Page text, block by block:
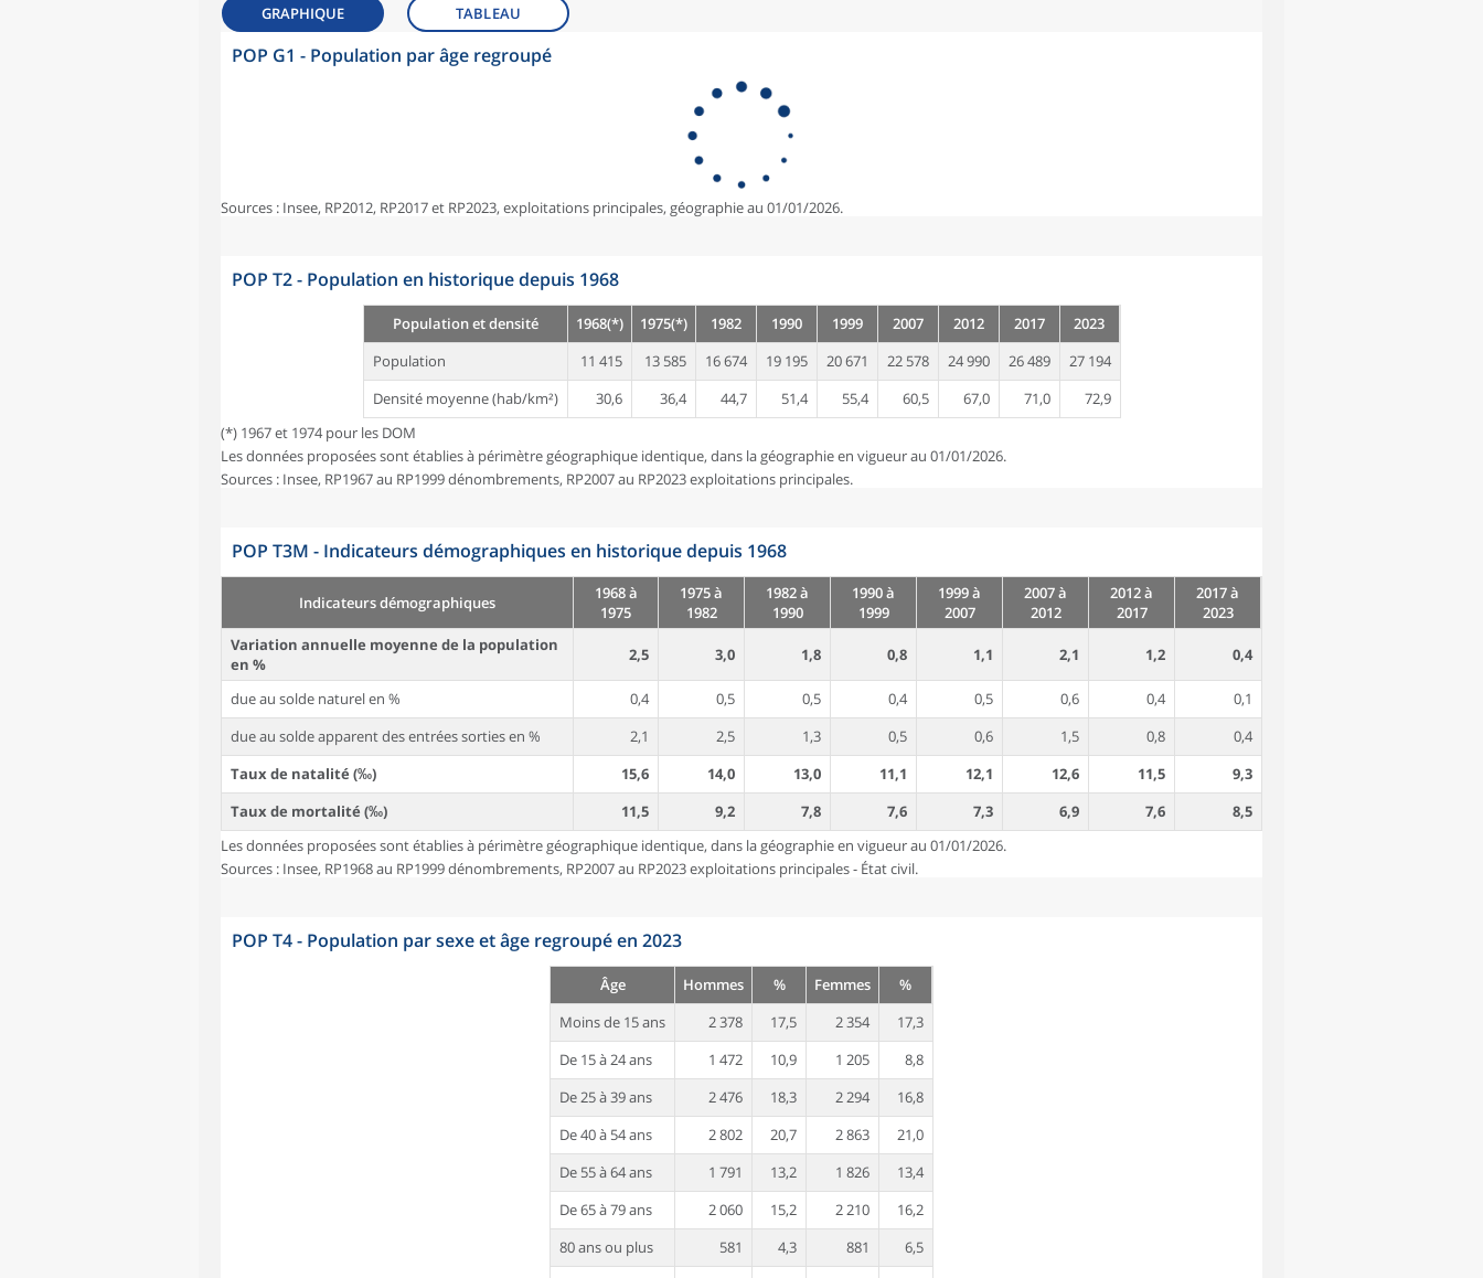
GRAPHIQUE TABLEAU
POP G1 - Population par âge regroupé
Sources : Insee, RP2012, RP2017 et RP2023, exploitations principales, géographie au 01/01/2026.
POP T2 - Population en historique depuis 1968
Population et densité 1968(*) 1975(*) 1982 1990 1999 2007 2012 2017
2023
Population
11 415 13 585 16 674 19 195 20 671 22 578 24 990 26 489
27 194
Densité moyenne (hab/km²)
30,6 36,4 44,7 51,4 55,4 60,5 67,0 71,0
72,9
(*) 1967 et 1974 pour les DOM
Les données proposées sont établies à périmètre géographique identique, dans la géographie en vigueur au 01/01/2026.
Sources : Insee, RP1967 au RP1999 dénombrements, RP2007 au RP2023 exploitations principales.
POP T3M - Indicateurs démographiques en historique depuis 1968
Indicateurs démographiques
1968 à
1975
1975 à
1982
1982 à
1990
1990 à
1999
1999 à
2007
2007 à
2012
2012 à
2017
2017 à
2023
Variation annuelle moyenne de la population
en %
2,5 3,0 1,8 0,8 1,1 2,1 1,2 0,4
due au solde naturel en % 0,4 0,5 0,5 0,4 0,5 0,6 0,4
0,1
due au solde apparent des entrées sorties en %
2,1 2,5 1,3 0,5 0,6 1,5 0,8
0,4
Taux de natalité (‰)
15,6 14,0 13,0 11,1 12,1 12,6 11,5
9,3
Taux de mortalité (‰)
11,5 9,2 7,8 7,6 7,3 6,9 7,6
8,5
Les données proposées sont établies à périmètre géographique identique, dans la géographie en vigueur au 01/01/2026.
Sources : Insee, RP1968 au RP1999 dénombrements, RP2007 au RP2023 exploitations principales - État civil.
POP T4 - Population par sexe et âge regroupé en 2023
Âge Hommes % Femmes
%
Moins de 15 ans
2 378 17,5 2 354
17,3
De 15 à 24 ans
1 472 10,9 1 205
8,8
De 25 à 39 ans
2 476 18,3 2 294
16,8
De 40 à 54 ans
2 802 20,7 2 863
21,0
De 55 à 64 ans
1 791 13,2 1 826
13,4
De 65 à 79 ans
2 060 15,2 2 210
16,2
80 ans ou plus
581 4,3 881
6,5